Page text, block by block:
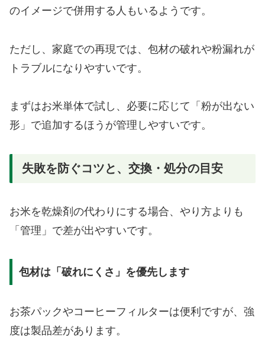
のイメージで併用する人もいるようです。
ただし、家庭での再現では、包材の破れや粉漏れが
トラブルになりやすいです。
まずはお米単体で試し、必要に応じて「粉が出ない
形」で追加するほうが管理しやすいです。
失敗を防ぐコツと、交換・処分の目安
お米を乾燥剤の代わりにする場合、やり方よりも
「管理」で差が出やすいです。
包材は「破れにくさ」を優先します
お茶パックやコーヒーフィルターは便利ですが、強
度は製品差があります。